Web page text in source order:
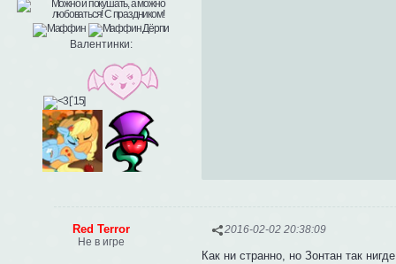
Валентинки:
2016-02-02 20:38:09
Red Terror
Не в игре
Как ни странно, но Зонтан так